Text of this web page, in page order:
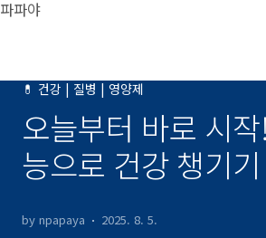
본문 바로가기
파파야
💊 건강 | 질병 | 영양제
오늘부터 바로 시
능으로 건강 챙기기
by npapaya 2025. 8. 5.